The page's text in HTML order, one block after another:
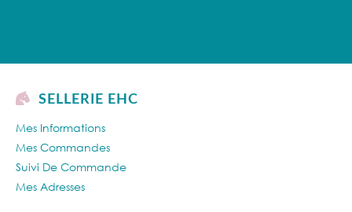
SELLERIE EHC
Mes Informations
Mes Commandes
Suivi De Commande
Mes Adresses